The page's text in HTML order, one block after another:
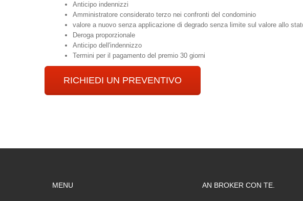
Anticipo indennizzi
Amministratore considerato terzo nei confronti del condominio
valore a nuovo senza applicazione di degrado senza limite sul valore allo
Deroga proporzionale
Anticipo dell'indennizzo
Termini per il pagamento del premio 30 giorni
RICHIEDI UN PREVENTIVO
MENU AN BROKER CON TE.